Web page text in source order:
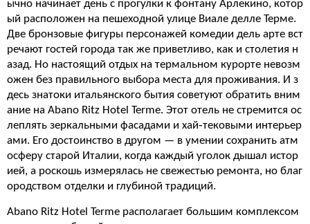
ычно начинает день с прогулки к фонтану Арлекино, котор
ый расположен на пешеходной улице Виале делле Терме.
Две бронзовые фигуры персонажей комедии дель арте вст
речают гостей города так же приветливо, как и столетия н
азад. Но настоящий отдых на термальном курорте невозм
ожен без правильного выбора места для проживания. И з
десь знатоки итальянского бытия советуют обратить вним
ание на Abano Ritz Hotel Terme. Этот отель не стремится ос
леплять зеркальными фасадами и хай‑тековыми интерьер
ами. Его достоинство в другом — в умении сохранить атм
осферу старой Италии, когда каждый уголок дышал истор
ией, а роскошь измерялась не свежестью ремонта, но благ
ородством отделки и глубиной традиций.
Abano Ritz Hotel Terme располагает большим комплексом